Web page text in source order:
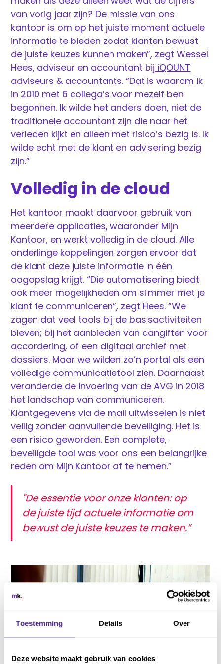
Toestemming Details Over
Deze website maakt gebruik van cookies
van vorig jaar zijn? De missie van ons
kantoor is om op het juiste moment actuele
informatie te bieden zodat klanten bewust
de juiste keuzes kunnen maken”, zegt Wessel
Hees, adviseur en accountant bij iQOUNT
adviseurs & accountants. “Dat is waarom ik
in 2010 met 6 collega’s voor mezelf ben
begonnen. Ik wilde het anders doen, niet de
traditionele accountant zijn die naar het
verleden kijkt en alleen met risico’s bezig is. Ik
wilde echt met de klant en advisering bezig
zijn.”
Volledig in de cloud
Het kantoor maakt daarvoor gebruik van
meerdere applicaties, waaronder Mijn
Kantoor, en werkt volledig in de cloud. Alle
onderlinge koppelingen zorgen ervoor dat
de klant deze juiste informatie in één
oogopslag krijgt. “Die automatisering biedt
ook meer mogelijkheden om slimmer met je
klant te communiceren”, zegt Hees. “We
zagen dat veel tools bij de basisactiviteiten
bleven; bij het aanbieden van aangiften voor
accordering, of een digitaal archief met
dossiers. Maar we wilden zo’n portal als een
volledige communicatietool zien. Daarnaast
veranderde de invoering van de AVG in 2018
het landschap van communiceren.
Klantgegevens via de mail uitwisselen is niet
veilig zonder aanvullende beveiliging. Het is
een risico geworden. Een complete,
beveiligde tool was voor ons een belangrijke
reden om Mijn Kantoor af te nemen.”
"De essentie voor onze klanten: op
de juiste tijd actuele informatie om
bewust de juiste keuzes te maken.”